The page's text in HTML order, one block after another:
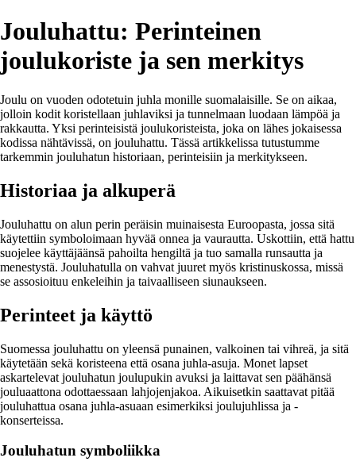
Jouluhattu: Perinteinen
joulukoriste ja sen merkitys
Joulu on vuoden odotetuin juhla monille suomalaisille. Se on aikaa,
jolloin kodit koristellaan juhlaviksi ja tunnelmaan luodaan lämpöä ja
rakkautta. Yksi perinteisistä joulukoristeista, joka on lähes jokaisessa
kodissa nähtävissä, on jouluhattu. Tässä artikkelissa tutustumme
tarkemmin jouluhatun historiaan, perinteisiin ja merkitykseen.
Historiaa ja alkuperä
Jouluhattu on alun perin peräisin muinaisesta Euroopasta, jossa sitä
käytettiin symboloimaan hyvää onnea ja vaurautta. Uskottiin, että hattu
suojelee käyttäjäänsä pahoilta hengiltä ja tuo samalla runsautta ja
menestystä. Jouluhatulla on vahvat juuret myös kristinuskossa, missä
se assosioituu enkeleihin ja taivaalliseen siunaukseen.
Perinteet ja käyttö
Suomessa jouluhattu on yleensä punainen, valkoinen tai vihreä, ja sitä
käytetään sekä koristeena että osana juhla-asuja. Monet lapset
askartelevat jouluhatun joulupukin avuksi ja laittavat sen päähänsä
jouluaattona odottaessaan lahjojenjakoa. Aikuisetkin saattavat pitää
jouluhattua osana juhla-asuaan esimerkiksi joulujuhlissa ja -
konserteissa.
Jouluhatun symboliikka